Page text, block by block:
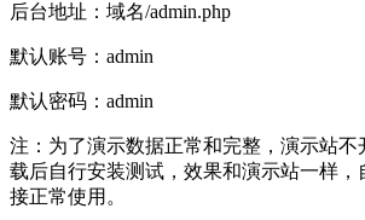
后台地址：域名/admin.php
默认账号：admin
默认密码：admin
注：为了演示数据正常和完整，演示站不
载后自行安装测试，效果和演示站一样，
接正常使用。